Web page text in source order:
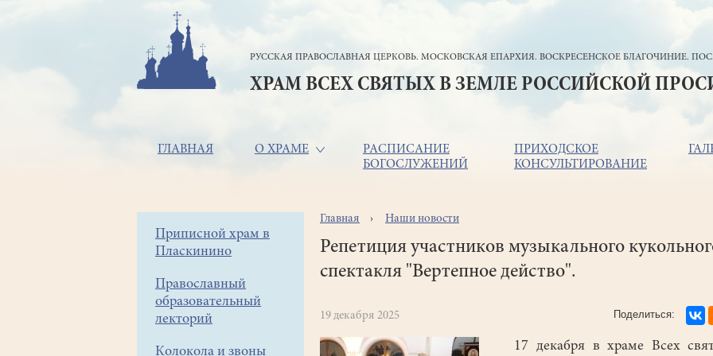
РУССКАЯ ПРАВОСЛАВНАЯ ЦЕРКОВЬ. МОСКОВСКАЯ ЕПАРХИЯ. ВОСКРЕСЕНСКОЕ БЛАГОЧИНИЕ.
ХРАМ ВСЕХ СВЯТЫХ В ЗЕМЛЕ РОССИЙСКОЙ
Основная
ГЛАВНАЯ О ХРАМЕ
РАСПИСАНИЕ
БОГОСЛУЖЕНИЙ
ПРИХОДСКОЕ
КОНСУЛЬТИРОВАНИЕ
Боковое
меню
Приписной храм в
Пласкинино
Православный
образовательный
лекторий
Колокола и звоны
Строка
навигации
Главная Наши новости
Репетиция участников музыкального
спектакля "Вертепное действо".
19 декабря 2025
17 декабря в храме Всех